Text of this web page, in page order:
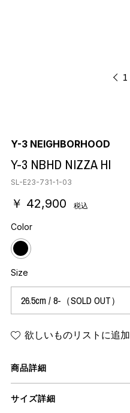
1
Y-3 NEIGHBORHOOD
Y-3 NBHD NIZZA HI
SL-E23-731-1-03
￥ 42,900 税込
Color
Size
欲しいものリストに追加
商品詳細
サイズ詳細